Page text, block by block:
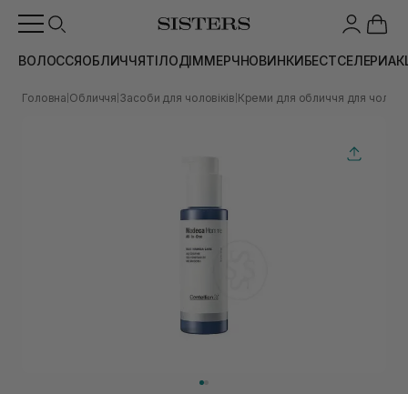
ВОЛОССЯОБЛИЧЧЯТІЛОДІММЕРЧНОВИНКИБЕСТСЕЛЕРИ
Головна Обличчя Засоби для чоловіків Креми для обличчя для